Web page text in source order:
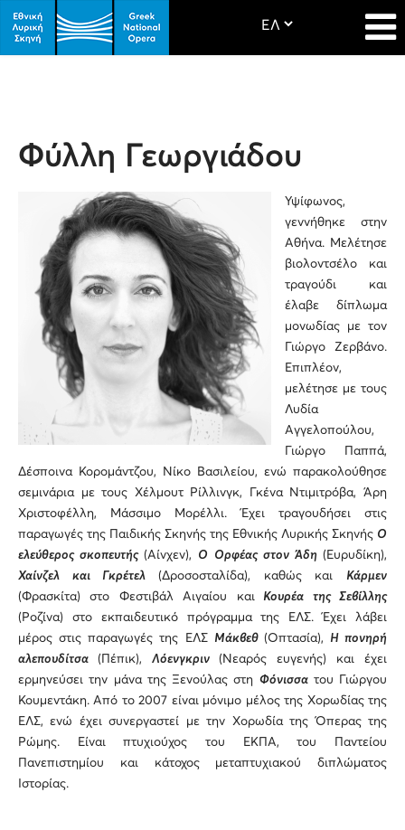
Φύλλη Γεωργιάδου
Υψίφωνος,
γεννήθηκε στην
Αθήνα. Μελέτησε
βιολοντσέλο και
τραγούδι και
έλαβε δίπλωμα
μονωδίας με τον
Γιώργο Ζερβάνο.
Επιπλέον,
μελέτησε με τους
Λυδία
Αγγελοπούλου,
Γιώργο Παππά,
Δέσποινα Κορομάντζου, Νίκο Βασιλείου, ενώ παρακολούθησε
σεμινάρια με τους Χέλμουτ Ρίλλινγκ, Γκένα Ντιμιτρόβα, Άρη
Χριστοφέλλη, Μάσσιμο Μορέλλι. Έχει τραγουδήσει στις
παραγωγές της Παιδικής Σκηνής της Εθνικής Λυρικής Σκηνής Ο
ελεύθερος σκοπευτής(Αίνχεν), Ο Ορφέας στον Άδη(Ευρυδίκη),
Χαίνζελ και Γκρέτελ (Δροσοσταλίδα), καθώς και Κάρμεν
(Φρασκίτα) στο Φεστιβάλ Αιγαίου καιΚουρέα της Σεβίλλης
(Ροζίνα) στο εκπαιδευτικό πρόγραμμα της ΕΛΣ. Έχει λάβει
μέρος στις παραγωγές της ΕΛΣ Μάκβεθ (Οπτασία), Η πονηρή
αλεπουδίτσα (Πέπικ), Λόενγκριν (Νεαρός ευγενής) και έχει
ερμηνεύσει την μάνα της Ξενούλας στη Φόνισσατου Γιώργου
Κουμεντάκη. Aπό το 2007 είναι μόνιμο μέλος της Χορωδίας της
ΕΛΣ, ενώ έχει συνεργαστεί με την Χορωδία της Όπερας της
Ρώμης. Είναι πτυχιούχος του ΕΚΠΑ, του Παντείου
Πανεπιστημίου και κάτοχος μεταπτυχιακού διπλώματος
Ιστορίας.